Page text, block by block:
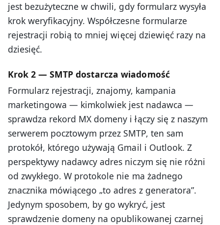
jest bezużyteczne w chwili, gdy formularz wysyła
krok weryfikacyjny. Współczesne formularze
rejestracji robią to mniej więcej dziewięć razy na
dziesięć.
Krok 2 — SMTP dostarcza wiadomość
Formularz rejestracji, znajomy, kampania
marketingowa — kimkolwiek jest nadawca —
sprawdza rekord MX domeny i łączy się z naszym
serwerem pocztowym przez SMTP, ten sam
protokół, którego używają Gmail i Outlook. Z
perspektywy nadawcy adres niczym się nie różni
od zwykłego. W protokole nie ma żadnego
znacznika mówiącego „to adres z generatora”.
Jedynym sposobem, by go wykryć, jest
sprawdzenie domeny na opublikowanej czarnej